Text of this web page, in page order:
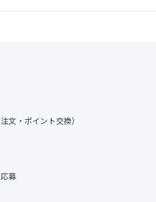
文・ポイント交換）
募